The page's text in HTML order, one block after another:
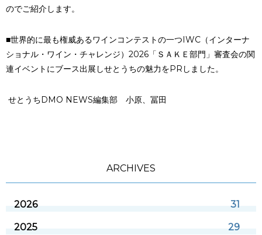
のでご紹介します。
■世界的に最も権威あるワインコンテストの一つIWC（インターナ
ショナル・ワイン・チャレンジ）2026「ＳＡＫＥ部門」審査会の関
連イベントにブース出展しせとうちの魅力をPRしました。
せとうちDMO NEWS編集部 小原、冨田
ARCHIVES
2026 31
2025 29